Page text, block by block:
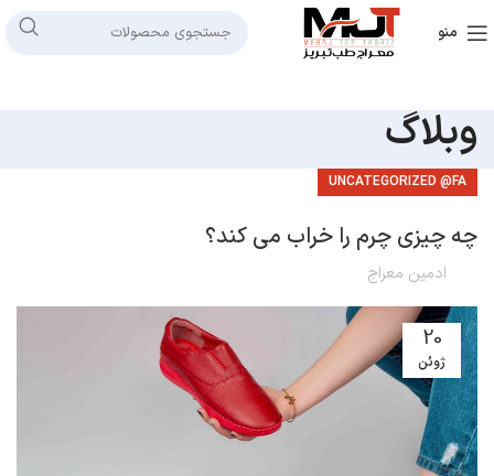
منو
وبلاگ
UNCATEGORIZED @FA
چه چیزی چرم را خراب می کند؟
ادمین معراج
20
ژوئن